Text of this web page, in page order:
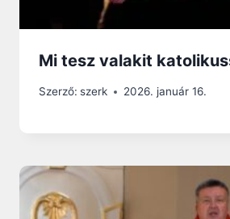
Mi tesz valakit
Szerző: szerk 2026. január 16.